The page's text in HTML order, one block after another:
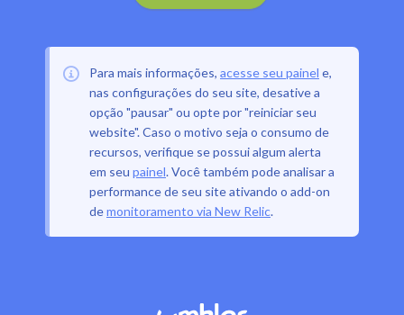
Para mais informações, acesse seu painel e,
nas configurações do seu site, desative a
opção "pausar" ou opte por "reiniciar seu
website". Caso o motivo seja o consumo de
recursos, verifique se possui algum alerta
em seu painel. Você também pode analisar a
performance de seu site ativando o add-on
demonitoramento via New Relic.